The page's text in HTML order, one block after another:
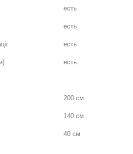
есть
есть
есть
есть
200 см
140 см
40 см